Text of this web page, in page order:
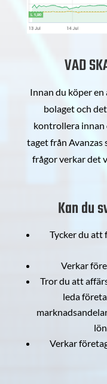
VAD
Innan du köper en
bolaget och
kontrollera innan
taget från Avanzas
frågor verkar det
Kan du
Tycker du att
Verkar
Tror du att
leda
Verkar